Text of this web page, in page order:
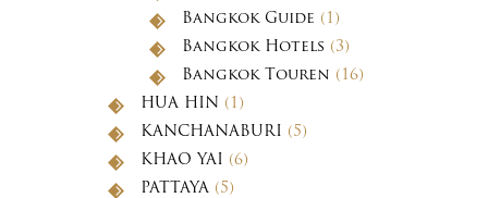
Bangkok Guide (1)
Bangkok Hotels (3)
Bangkok Touren (16)
HUA HIN (1)
KANCHANABURI (5)
KHAO YAI (6)
PATTAYA (5)